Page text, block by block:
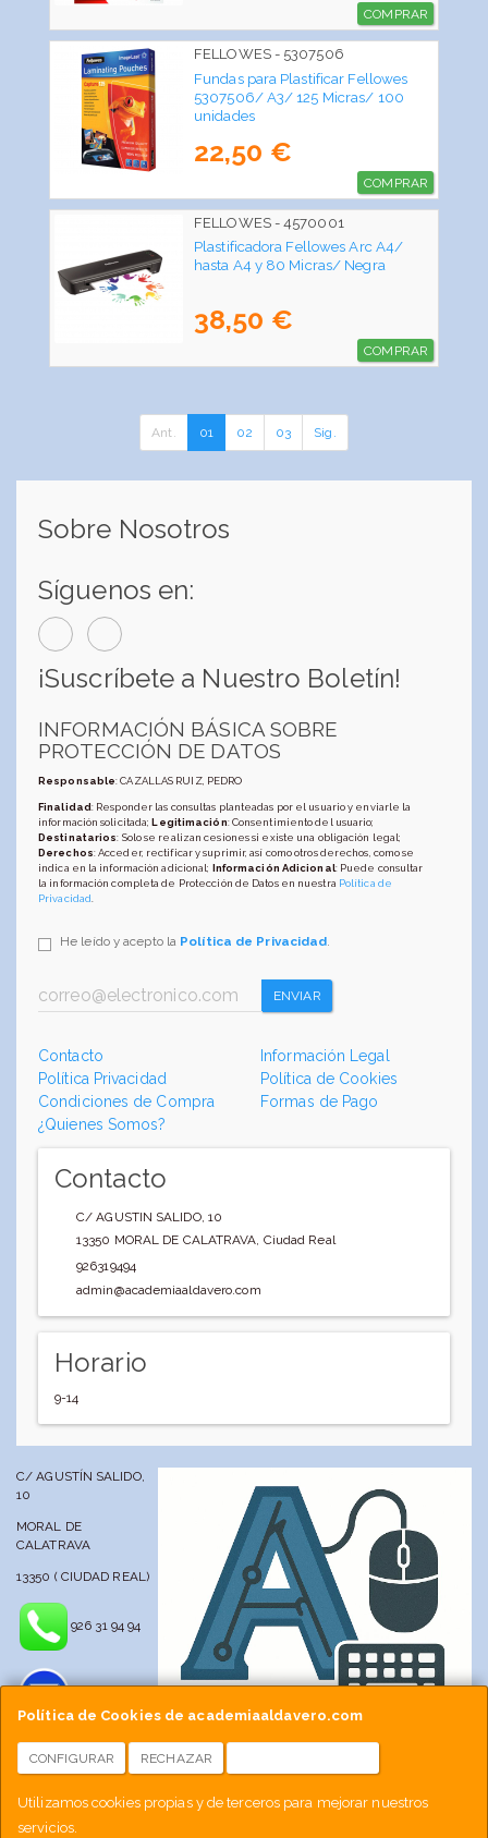
COMPRAR
FELLOWES - 5307506
Fundas para Plastificar Fellowes
5307506/ A3/ 125 Micras/ 100
unidades
22,50 €
COMPRAR
FELLOWES - 4570001
Plastificadora Fellowes Arc A4/
hasta A4 y 80 Micras/ Negra
38,50 €
COMPRAR
Ant. 01 02 03 Sig.
Política de Cookies de academiaaldavero.com
CONFIGURAR RECHAZAR
Utilizamos cookies propias y de terceros para mejorar nuestros
servicios.
Sobre Nosotros
Síguenos en:
¡Suscríbete a Nuestro Boletín!
INFORMACIÓN BÁSICA SOBRE
PROTECCIÓN DE DATOS
Responsable: CAZALLAS RUIZ, PEDRO
Finalidad: Responder las consultas planteadas por el usuario y enviarle la
información solicitada;Legitimación: Consentimiento del usuario;
Destinatarios: Solo se realizan cesiones si existe una obligación legal;
Derechos: Acceder, rectificar y suprimir, así como otros derechos, como se
indica en la información adicional; Información Adicional: Puede consultar
la información completa de Protección de Datos en nuestra Política de
Privacidad
He leído y acepto la Política de Privacidad.
ENVIAR
Contacto
Información Legal
Política Privacidad
Política de Cookies
Condiciones de Compra
Formas de Pago
¿Quienes Somos?
Contacto
C/ AGUSTIN SALIDO, 10
13350 MORAL DE CALATRAVA, Ciudad Real
926319494
admin@academiaaldavero.com
Horario
9-14
C/ AGUSTÍN SALIDO,
10
MORAL DE
CALATRAVA
13350 ( CIUDAD REAL)
926 31 94 94